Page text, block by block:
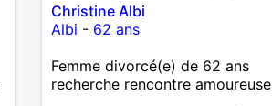
Christine Albi
Albi - 62 ans
Femme divorcé(e) de 62 ans
recherche rencontre amoureuse